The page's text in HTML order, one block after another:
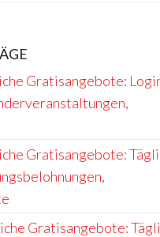
Gratisangebote:
Gratisangebote:
Gratisangebote: